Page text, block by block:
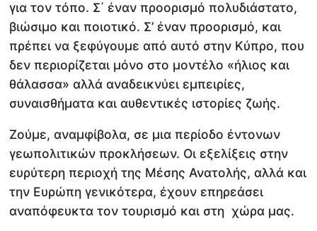
για τον τόπο. Σ΄ έναν προορισμό πολυδιάστατο,
βιώσιμο και ποιοτικό. Σ’ έναν προορισμό, και
πρέπει να ξεφύγουμε από αυτό στην Κύπρο, που
δεν περιορίζεται μόνο στο μοντέλο «ήλιος και
θάλασσα» αλλά αναδεικνύει εμπειρίες,
συναισθήματα και αυθεντικές ιστορίες ζωής.
Ζούμε, αναμφίβολα, σε μια περίοδο έντονων
γεωπολιτικών προκλήσεων. Οι εξελίξεις στην
ευρύτερη περιοχή της Μέσης Ανατολής, αλλά και
την Ευρώπη γενικότερα, έχουν επηρεάσει
αναπόφευκτα τον τουρισμό και στη χώρα μας.